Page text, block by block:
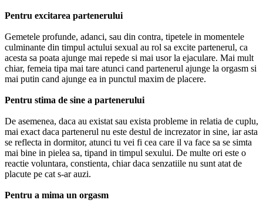
Pentru excitarea partenerului
Gemetele profunde, adanci, sau din contra, tipetele in momentele
culminante din timpul actului sexual au rol sa excite partenerul, ca
acesta sa poata ajunge mai repede si mai usor la ejaculare. Mai mult
chiar, femeia tipa mai tare atunci cand partenerul ajunge la orgasm si
mai putin cand ajunge ea in punctul maxim de placere.
Pentru stima de sine a partenerului
De asemenea, daca au existat sau exista probleme in relatia de cuplu,
mai exact daca partenerul nu este destul de increzator in sine, iar asta
se reflecta in dormitor, atunci tu vei fi cea care il va face sa se simta
mai bine in pielea sa, tipand in timpul sexului. De multe ori este o
reactie voluntara, constienta, chiar daca senzatiile nu sunt atat de
placute pe cat s-ar auzi.
Pentru a mima un orgasm